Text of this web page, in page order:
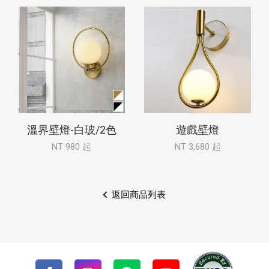
溫界壁燈-白玻/2色
NT 980 起
遊戲壁燈
NT 3,680 起
返回商品列表